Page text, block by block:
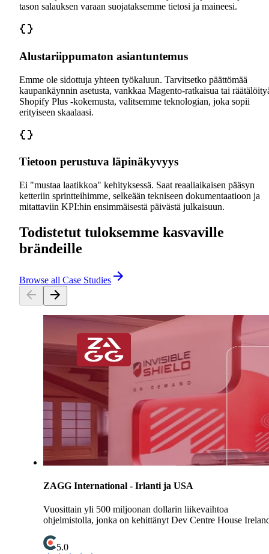
tason salauksen varaan suojataksemme tietosi ja maineesi.
Alustariippumaton asiantuntemus
Emme ole sidottuja yhteen työkaluun. Tarvitsetko päättömää
kaupankäynnin asetusta, vankkaa Magento-ratkaisua tai
Shopify Plus -kokemusta, valitsemme teknologian, joka sopii
erityiseen skaalaasi.
Tietoon perustuva läpinäkyvyys
Ei "mustaa laatikkoa" kehityksessä. Saat reaaliaikaisen pääsyn
ketteriin sprintteihimme, selkeään tekniseen dokumentaatioon ja
mitattaviin KPI:hin ensimmäisestä päivästä julkaisuun.
Todistetut tuloksemme kasvaville
brändeille
Browse all Case Studies
ZAGG International - Irlanti ja USA
Vuosittain yli 500 miljoonan dollarin liikevaihtoa
ohjelmistolla, jonka on kehittänyt Dev Centre House
5.0